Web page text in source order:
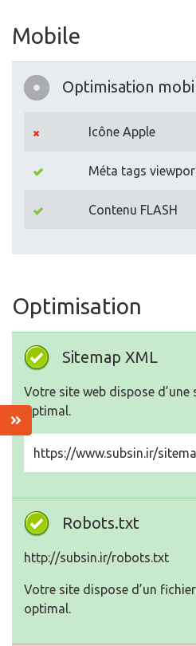
Mobile
Optimisation
Icône Apple
Méta tags
Contenu FLASH
Optimisation
Sitemap XML
Votre site web dispose d’une
optimal.
https://www.subsin.ir/
Robots.txt
http://subsin.ir/robots.txt
Votre site dispose d’un
optimal.